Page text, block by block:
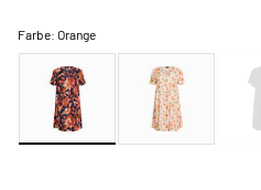
Farbe:Orange